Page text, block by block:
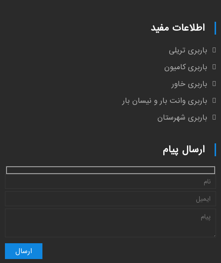
اطلاعات مفید
باربری تریلی
باربری کامیون
باربری خاور
باربری وانت بار و نیسان بار
باربری شهرستان
ارسال پیام